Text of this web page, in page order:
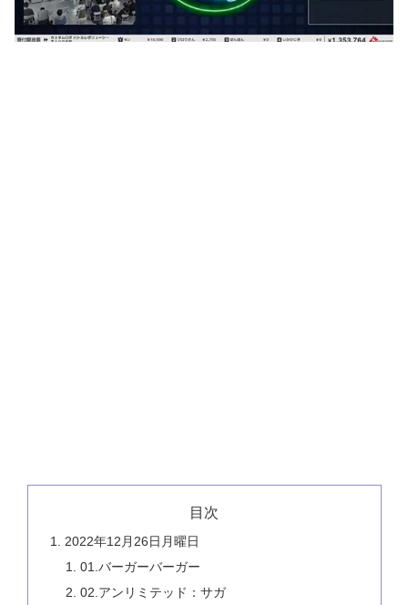
目次
2022年12月26日月曜日
01.バーガーバーガー
02.アンリミテッド：サガ